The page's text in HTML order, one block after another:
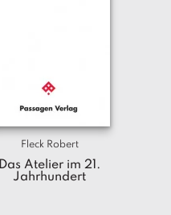
Fleck Robert
Das Atelier im 21.
Jahrhundert